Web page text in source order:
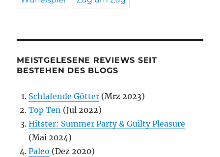
MEISTGELESENE REVIEWS SEIT
BESTEHEN DES BLOGS
Schlafende Götter (Mrz 2023)
Top Ten (Jul 2022)
Hitster: Summer Party & Guilty Pleasure
(Mai 2024)
Paleo (Dez 2020)